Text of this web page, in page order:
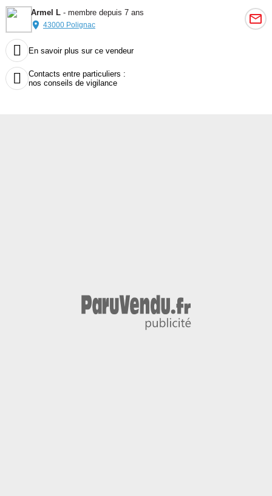
Armel L- membre depuis 7 ans
43000 Polignac
 En savoir plus sur ce vendeur

Contacts entre particuliers :
nos conseils de vigilance